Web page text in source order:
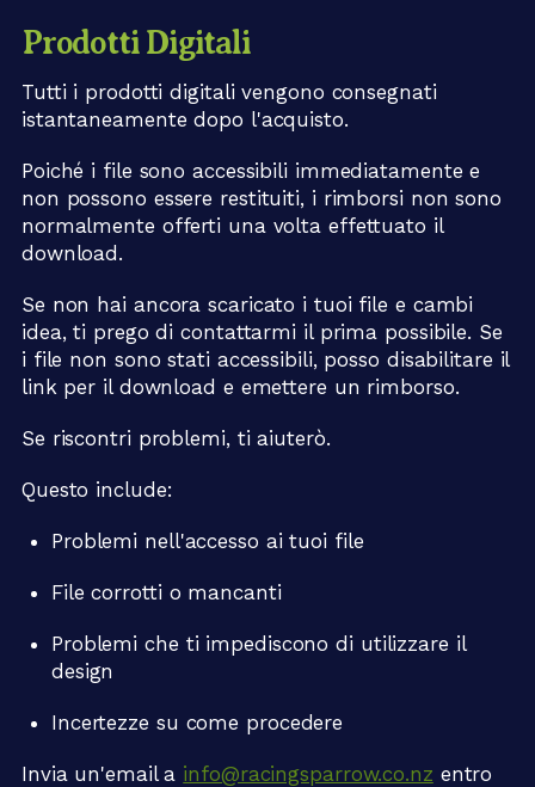
Prodotti Digitali
Tutti i prodotti digitali vengono consegnati
istantaneamente dopo l'acquisto.
Poiché i file sono accessibili immediatamente e
non possono essere restituiti, i rimborsi non sono
normalmente offerti una volta effettuato il
download.
Se non hai ancora scaricato i tuoi file e cambi
idea, ti prego di contattarmi il prima possibile. Se
i file non sono stati accessibili, posso disabilitare il
link per il download e emettere un rimborso.
Se riscontri problemi, ti aiuterò.
Questo include:
Problemi nell'accesso ai tuoi file
File corrotti o mancanti
Problemi che ti impediscono di utilizzare il
design
Incertezze su come procedere
Invia un'email a info@racingsparrow.co.nz entro